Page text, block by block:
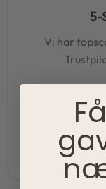
5-
Vi har
Vi